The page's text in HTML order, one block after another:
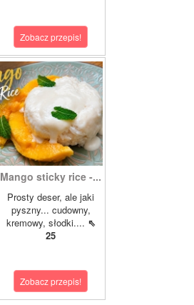
Zobacz przepis!
Mango sticky rice -...
Prosty deser, ale jaki
pyszny... cudowny,
kremowy, słodki.... ⇖
25
Zobacz przepis!